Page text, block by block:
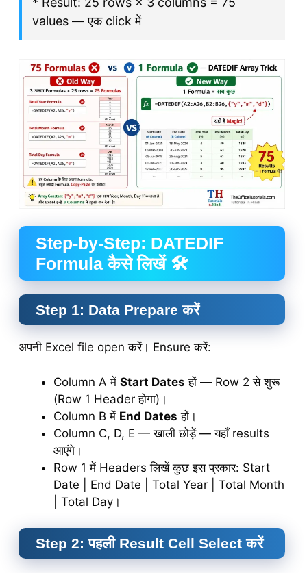
values — एक click में
Step-by-Step: DATEDIF
Formula कैसे लिखें 🛠️
Step 1: Data Prepare करें
अपनी Excel file open करें। Ensure करें:
Column A में Start Dates हों — Row 2 से शुरू
(Row 1 Header होगा)।
Column B में End Dates हों।
Column C, D, E — खाली छोड़ें — यहाँ results
आएंगे।
Row 1 में Headers लिखें कुछ इस प्रकार: Start
Date | End Date | Total Year | Total Month
| Total Day।
Step 2: पहली Result Cell Select करें